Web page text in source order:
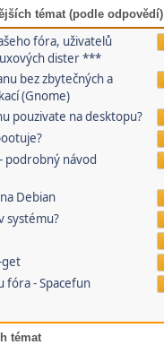
témat (podle odpovědí)
fóra, uživatelů
dister ***
bez zbytečných a
(Gnome)
pouzivate na desktopu?
podrobný návod
Debian
systému?
fóra - Spacefun
témat